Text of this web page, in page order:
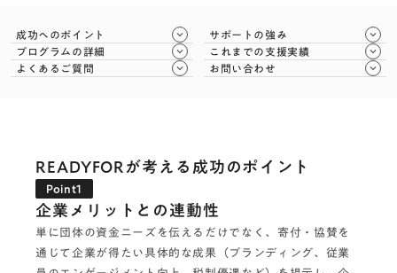
成功へのポイント keyboard_arrow_down サポートの強み keyboard_arrow_down
プログラムの詳細 keyboard_arrow_down これまでの支援実績 keyboard_arrow_down
よくあるご質問 keyboard_arrow_down お問い合わせ keyboard_arrow_down
READYFORが考える成功のポイント
Point1
企業メリットとの連動性
単に団体の資金ニーズを伝えるだけでなく、寄付・協賛を
通じて企業が得たい具体的な成果（ブランディング、従業